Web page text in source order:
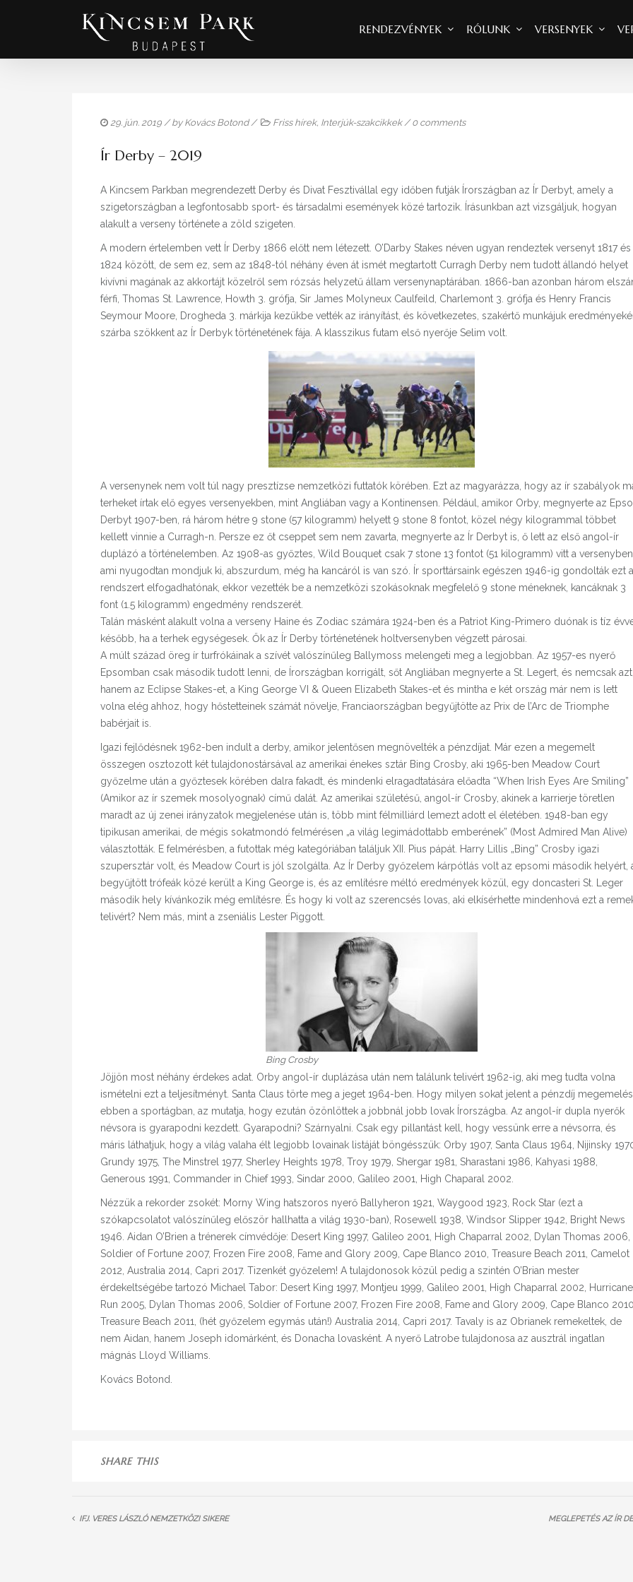
RENDEZVÉNYEK RÓLUNK VERSENYEK
29. jún. 2019 / by Kovács Botond/ Friss hírek, Interjúk-szakcikkek/0 comments
Ír Derby – 2019
A Kincsem Parkban megrendezett Derby és Divat Fesztivállal egy időben futják Írországban az Ír Derbyt, amely a
szigetországban a legfontosabb sport- és társadalmi események közé tartozik. Írásunkban azt vizsgáljuk, hogyan
alakult a verseny története a zöld szigeten.
A modern értelemben vett Ír Derby 1866 előtt nem létezett. O’Darby Stakes néven ugyan rendeztek versenyt 1817 és
1824 között, de sem ez, sem az 1848-tól néhány éven át ismét megtartott Curragh Derby nem tudott állandó helyet
kivívni magának az akkortájt közelről sem rózsás helyzetű állam versenynaptárában. 1866-ban azonban három
férfi, Thomas St. Lawrence, Howth 3. grófja, Sir James Molyneux Caulfeild, Charlemont 3. grófja és Henry Francis
Seymour Moore, Drogheda 3. márkija kezükbe vették az irányítást, és következetes, szakértő munkájuk
szárba szökkent az Ír Derbyk történetének fája. A klasszikus futam első nyerője Selim volt.
A versenynek nem volt túl nagy presztízse nemzetközi futtatók körében. Ezt az magyarázza, hogy az ír szabályok
terheket írtak elő egyes versenyekben, mint Angliában vagy a Kontinensen. Például, amikor Orby, megnyerte az
Derbyt 1907-ben, rá három hétre 9 stone (57 kilogramm) helyett 9 stone 8 fontot, közel négy kilogrammal többet
kellett vinnie a Curragh-n. Persze ez őt cseppet sem nem zavarta, megnyerte az Ír Derbyt is, ő lett az első angol-ír
duplázó a történelemben. Az 1908-as győztes, Wild Bouquet csak 7 stone 13 fontot (51 kilogramm) vitt a versenyben,
ami nyugodtan mondjuk ki, abszurdum, még ha kancáról is van szó. Ír sporttársaink egészen 1946-ig gondolták ezt a
rendszert elfogadhatónak, ekkor vezették be a nemzetközi szokásoknak megfelelő 9 stone méneknek, kancáknak 3
font (1.5 kilogramm) engedmény rendszerét.
Talán másként alakult volna a verseny Haine és Zodiac számára 1924-ben és a Patriot King-Primero duónak is tíz
később, ha a terhek egységesek. Ők az Ír Derby történetének holtversenyben végzett párosai.
A múlt század öreg ír turfrókáinak a szívét valószínűleg Ballymoss melengeti meg a legjobban. Az 1957-es nyerő
Epsomban csak második tudott lenni, de Írországban korrigált, sőt Angliában megnyerte a St. Legert, és nemcsak azt,
hanem az Eclipse Stakes-et, a King George VI & Queen Elizabeth Stakes-et és mintha e két ország már nem is lett
volna elég ahhoz, hogy hőstetteinek számát növelje, Franciaországban begyűjtötte az Prix de l’Arc de Triomphe
babérjait is.
Igazi fejlődésnek 1962-ben indult a derby, amikor jelentősen megnövelték a pénzdíjat. Már ezen a megemelt
összegen osztozott két tulajdonostársával az amerikai énekes sztár Bing Crosby, aki 1965-ben Meadow Court
győzelme után a győztesek körében dalra fakadt, és mindenki elragadtatására előadta “When Irish Eyes Are Smiling”
(Amikor az ír szemek mosolyognak) című dalát. Az amerikai születésű, angol-ír Crosby, akinek a karrierje töretlen
maradt az új zenei irányzatok megjelenése után is, több mint félmilliárd lemezt adott el életében. 1948-ban egy
tipikusan amerikai, de mégis sokatmondó felmérésen „a világ legimádottabb emberének” (Most Admired Man Alive)
választották. E felmérésben, a futottak még kategóriában találjuk XII. Pius pápát. Harry Lillis „Bing” Crosby igazi
szupersztár volt, és Meadow Court is jól szolgálta. Az Ír Derby győzelem kárpótlás volt az epsomi második helyért,
begyűjtött trófeák közé került a King George is, és az említésre méltó eredmények közül, egy doncasteri St. Leger
második hely kívánkozik még említésre. És hogy ki volt az szerencsés lovas, aki elkísérhette mindenhová ezt a
telivért? Nem más, mint a zseniális Lester Piggott.
Bing Crosby
Jöjjön most néhány érdekes adat. Orby angol-ír duplázása után nem találunk telivért 1962-ig, aki meg tudta volna
ismételni ezt a teljesítményt. Santa Claus törte meg a jeget 1964-ben. Hogy milyen sokat jelent a pénzdíj
ebben a sportágban, az mutatja, hogy ezután özönlöttek a jobbnál jobb lovak Írországba. Az angol-ír dupla nyerők
névsora is gyarapodni kezdett. Gyarapodni? Szárnyalni. Csak egy pillantást kell, hogy vessünk erre a névsorra, és
máris láthatjuk, hogy a világ valaha élt legjobb lovainak listáját böngésszük: Orby 1907, Santa Claus 1964, Nijinsky
Grundy 1975, The Minstrel 1977, Sherley Heights 1978, Troy 1979, Shergar 1981, Sharastani 1986, Kahyasi 1988,
Generous 1991, Commander in Chief 1993, Sindar 2000, Galileo 2001, High Chaparal 2002.
Nézzük a rekorder zsokét: Morny Wing hatszoros nyerő Ballyheron 1921, Waygood 1923, Rock Star (ezt a
szókapcsolatot valószínűleg először hallhatta a világ 1930-ban), Rosewell 1938, Windsor Slipper 1942, Bright News
1946. Aidan O’Brien a trénerek címvédője: Desert King 1997, Galileo 2001, High Chaparral 2002, Dylan Thomas 2006,
Soldier of Fortune 2007, Frozen Fire 2008, Fame and Glory 2009, Cape Blanco 2010, Treasure Beach 2011, Camelot
2012, Australia 2014, Capri 2017. Tizenkét győzelem! A tulajdonosok közül pedig a szintén O’Brian mester
érdekeltségébe tartozó Michael Tabor: Desert King 1997, Montjeu 1999, Galileo 2001, High Chaparral 2002, Hurricane
Run 2005, Dylan Thomas 2006, Soldier of Fortune 2007, Frozen Fire 2008, Fame and Glory 2009, Cape Blanco 2010,
Treasure Beach 2011, (hét győzelem egymás után!) Australia 2014, Capri 2017. Tavaly is az Obrianek remekeltek, de
nem Aidan, hanem Joseph idomárként, és Donacha lovasként. A nyerő Latrobe tulajdonosa az ausztrál ingatlan
mágnás Lloyd Williams.
Kovács Botond.
SHARE THIS
IFJ. VERES LÁSZLÓ NEMZETKÖZI SIKERE MEGLEPETÉS AZ ÍR